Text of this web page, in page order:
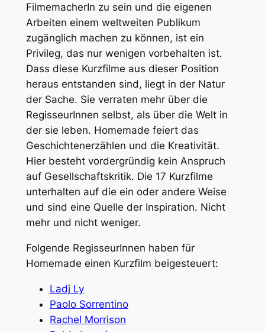
FilmemacherIn zu sein und die eigenen
Arbeiten einem weltweiten Publikum
zugänglich machen zu können, ist ein
Privileg, das nur wenigen vorbehalten ist.
Dass diese Kurzfilme aus dieser Position
heraus entstanden sind, liegt in der Natur
der Sache. Sie verraten mehr über die
RegisseurInnen selbst, als über die Welt in
der sie leben. Homemade feiert das
Geschichtenerzählen und die Kreativität.
Hier besteht vordergründig kein Anspruch
auf Gesellschaftskritik. Die 17 Kurzfilme
unterhalten auf die ein oder andere Weise
und sind eine Quelle der Inspiration. Nicht
mehr und nicht weniger.
Folgende RegisseurInnen haben für
Homemade einen Kurzfilm beigesteuert:
Ladj Ly
Paolo Sorrentino
Rachel Morrison